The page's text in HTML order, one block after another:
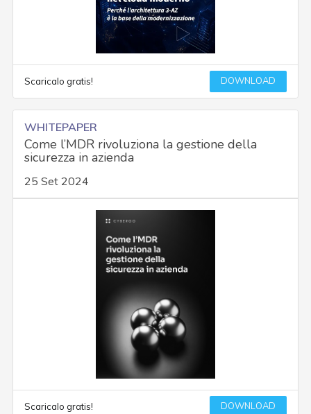
Scaricalo gratis! DOWNLOAD
WHITEPAPER
Come l’MDR rivoluziona la gestione della
sicurezza in azienda
25 Set 2024
Scaricalo gratis! DOWNLOAD